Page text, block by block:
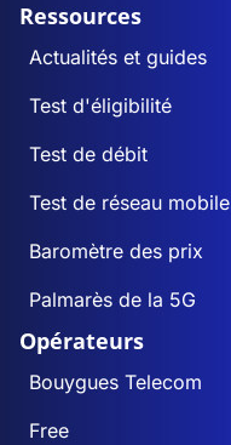
Ressources
Actualités et guides
Test d'éligibilité
Test de débit
Test de réseau mobile
Baromètre des prix
Palmarès de la 5G
Opérateurs
Bouygues Telecom
Free